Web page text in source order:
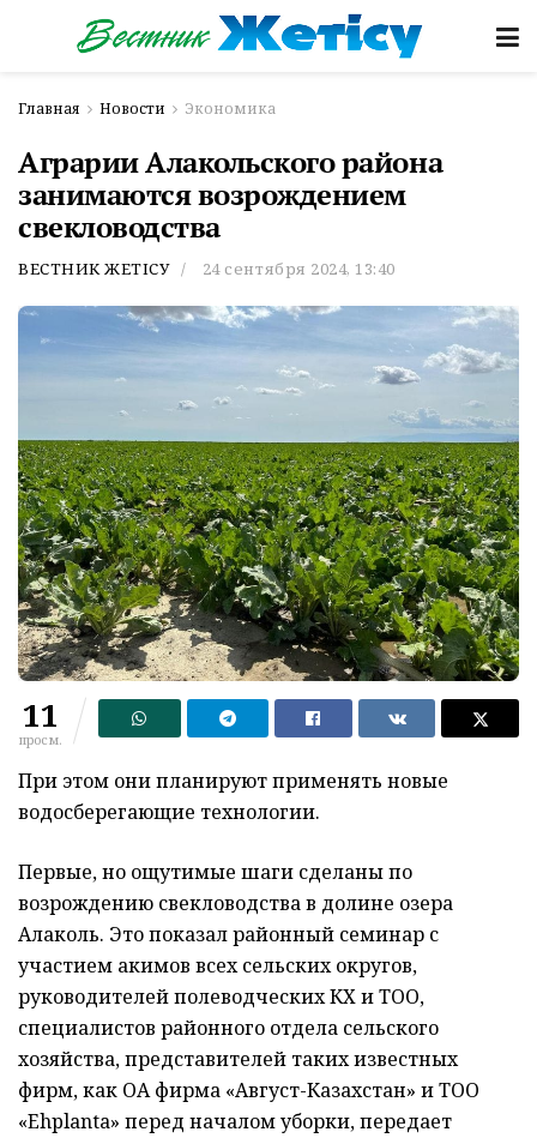
Главная Новости Экономика
Аграрии Алакольского района
занимаются возрождением
свекловодства
ВЕСТНИК ЖЕТІСУ 24 сентября 2024, 13:40
11
просм.
При этом они планируют применять новые
водосберегающие технологии.
Первые, но ощутимые шаги сделаны по
возрождению свекловодства в долине озера
Алаколь. Это показал районный семинар с
участием акимов всех сельских округов,
руководителей полеводческих КХ и ТОО,
специалистов районного отдела сельского
хозяйства, представителей таких известных
фирм, как ОА фирма «Август-Казахстан» и ТОО
«Ehplanta» перед началом уборки, передает